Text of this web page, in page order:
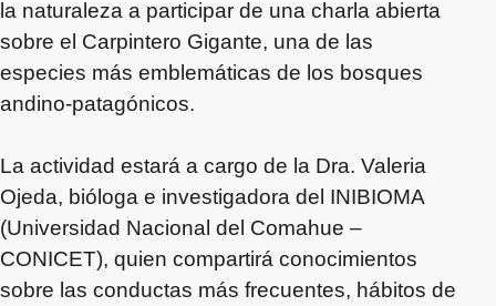
la naturaleza a participar de una charla abierta
sobre el Carpintero Gigante, una de las
especies más emblemáticas de los bosques
andino-patagónicos.
La actividad estará a cargo de la Dra. Valeria
Ojeda, bióloga e investigadora del INIBIOMA
(Universidad Nacional del Comahue –
CONICET), quien compartirá conocimientos
sobre las conductas más frecuentes, hábitos de